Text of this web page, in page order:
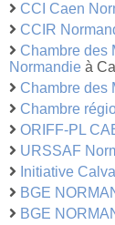
CCI Caen
CCIR
Chambre des
Normandie à
Chambre des
Chambre
ORIFF-PL
URSSAF
Initiative
BGE
BGE